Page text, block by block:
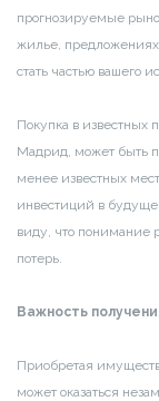
прогнозируемые
жилье,
стать частью вашего
Покупка в известных
Мадрид, может быть
менее известных
инвестиций в
виду, что понимание
потерь.
Важность
Приобретая
может оказаться